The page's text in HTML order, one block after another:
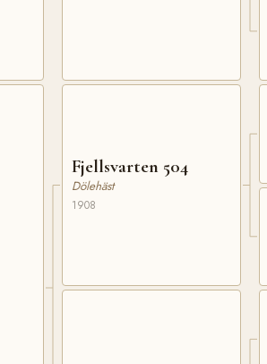
Fjellsvarten 504
Dölehäst
1908